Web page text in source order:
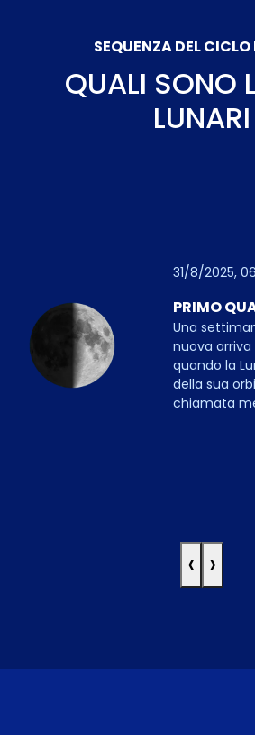
SEQUENZA DEL CICLO
QUALI SONO
LUNARI
31/8/2025,
PRIMO
Una
nuova
quando la
della sua
chiamata
‹ ›